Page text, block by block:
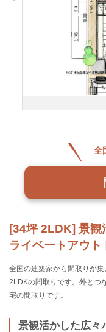
[34坪 2LDK] 景観
ライベートアウト
全国の建築家から間取りが
2LDKの間取りです。外とつ
宅の間取りです。
景観活かした広々
全